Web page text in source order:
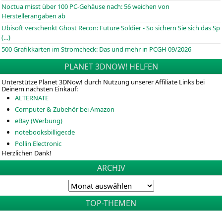
Noctua misst über 100 PC-Gehäuse nach: 56 weichen von
Herstellerangaben ab
Ubisoft verschenkt Ghost Recon: Future Soldier - So sichern Sie sich das Sp
(…)
500 Grafikkarten im Stromcheck: Das und mehr in PCGH 09/2026
PLANET 3DNOW! HELFEN
Unterstütze Planet 3DNow! durch Nutzung unserer Affiliate Links bei
Deinem nächsten Einkauf:
ALTERNATE
Computer & Zubehör bei Amazon
eBay (Werbung)
notebooksbilliger.de
Pollin Electronic
Herzlichen Dank!
ARCHIV
TOP-THEMEN